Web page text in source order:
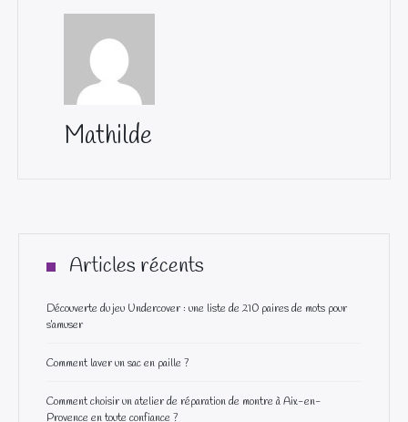
Mathilde
Articles récents
Découverte du jeu Undercover : une liste de 210 paires de mots pour
s’amuser
Comment laver un sac en paille ?
Comment choisir un atelier de réparation de montre à Aix-en-
Provence en toute confiance ?